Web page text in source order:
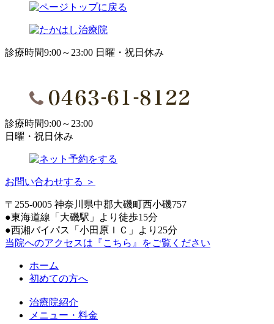
診療時間9:00～23:00 日曜・祝日休み
診療時間9:00～23:00
日曜・祝日休み
お問い合わせする ＞
〒255-0005 神奈川県中郡大磯町西小磯757
●東海道線「大磯駅」より徒歩15分
●西湘バイパス「小田原ＩＣ」より25分
当院へのアクセスは 『こちら』 をご覧ください
ホーム
初めての方へ
治療院紹介
メニュー・料金